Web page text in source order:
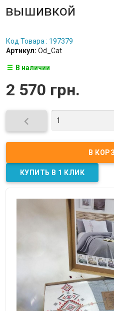
вышивкой
Код Товара : 197379
Артикул: Od_Cat
В наличии
2 570 грн.
